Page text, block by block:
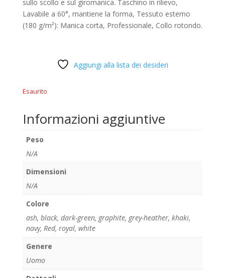
sullo scollo e sul giromanica. Taschino in rilievo,
Lavabile a 60°, mantiene la forma, Tessuto esterno
(180 g/m²): Manica corta, Professionale, Collo rotondo.
Aggiungi alla lista dei desideri
Esaurito
Informazioni aggiuntive
Peso
N/A
Dimensioni
N/A
Colore
ash, black, dark-green, graphite, grey-heather, khaki,
navy, Red, royal, white
Genere
Uomo